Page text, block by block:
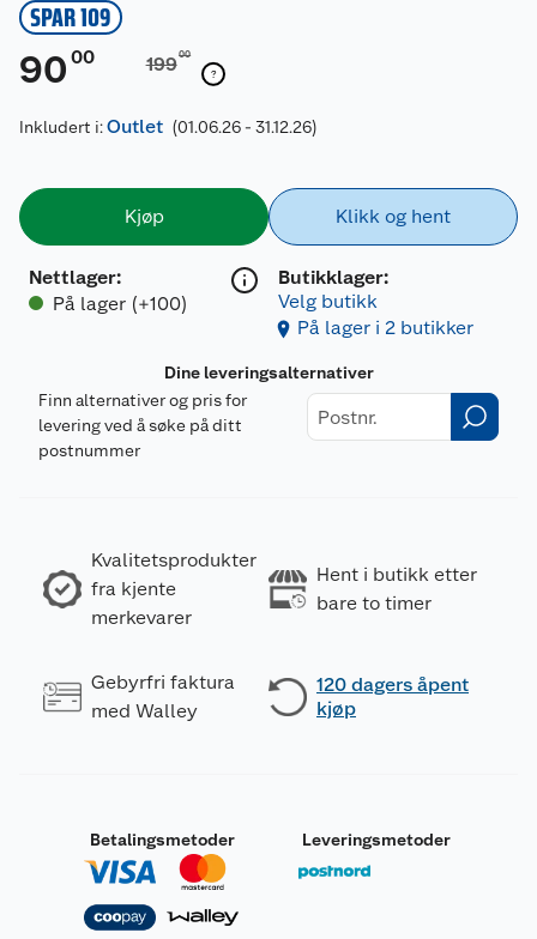
SPAR 109
90 00 19900
Inkludert i:Outlet (01.06.26 - 31.12.26)
Kjøp
Nettlager:
På lager (+100)
Klikk og hent
Butikklager:
Velg butikk
På lager i 2 butikker
Dine leveringsalternativer
Finn alternativer og pris for
levering ved å søke på ditt
postnummer
Kvalitetsprodukter
fra kjente
merkevarer
Hent i butikk etter
bare to timer
Gebyrfri faktura
med Walley
120 dagers åpent
kjøp
Betalingsmetoder Leveringsmetoder